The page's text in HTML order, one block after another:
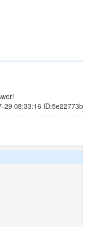
29 08:33:16 ID:5e22773b